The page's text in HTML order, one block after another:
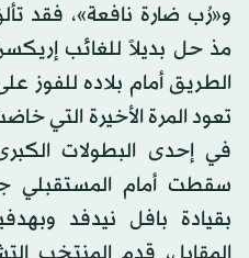
و«رُب ضارة نافعة»، فقد
مذ حل بديلاً للغائب إريكسن
الطريق أمام بلاده للفوز
تعود المرة الأخيرة التي
بقيادة بافل نيدفد